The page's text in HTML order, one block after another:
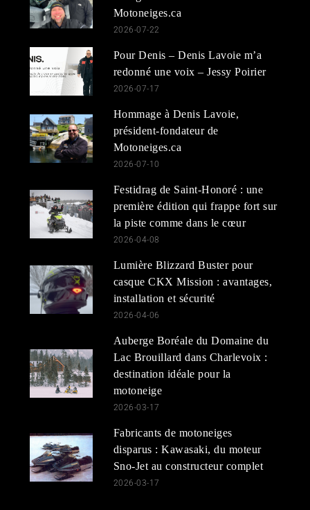
Motoneiges.ca
2026-07-22
Pour Denis – Denis Lavoie m’a
redonné une voix – Jessy Poirier
2026-07-17
Hommage à Denis Lavoie,
président-fondateur de
Motoneiges.ca
2026-07-10
Festidrag de Saint-Honoré : une
première édition qui frappe fort sur
la piste comme dans le cœur
2026-04-08
Lumière Blizzard Buster pour
casque CKX Mission : avantages,
installation et sécurité
2026-04-06
Auberge Boréale du Domaine du
Lac Brouillard dans Charlevoix :
destination idéale pour la
motoneige
2026-03-17
Fabricants de motoneiges
disparus : Kawasaki, du moteur
Sno-Jet au constructeur complet
2026-03-17